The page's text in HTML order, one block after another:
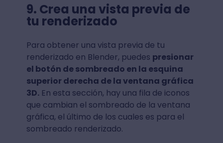
9. Crea una vista previa de
tu renderizado
Para obtener una vista previa de tu
renderizado en Blender, puedes presionar
el botón de sombreado en la esquina
superior derecha de la ventana gráfica
3D.En esta sección, hay una fila de iconos
que cambian el sombreado de la ventana
gráfica, el último de los cuales es para el
sombreado renderizado.